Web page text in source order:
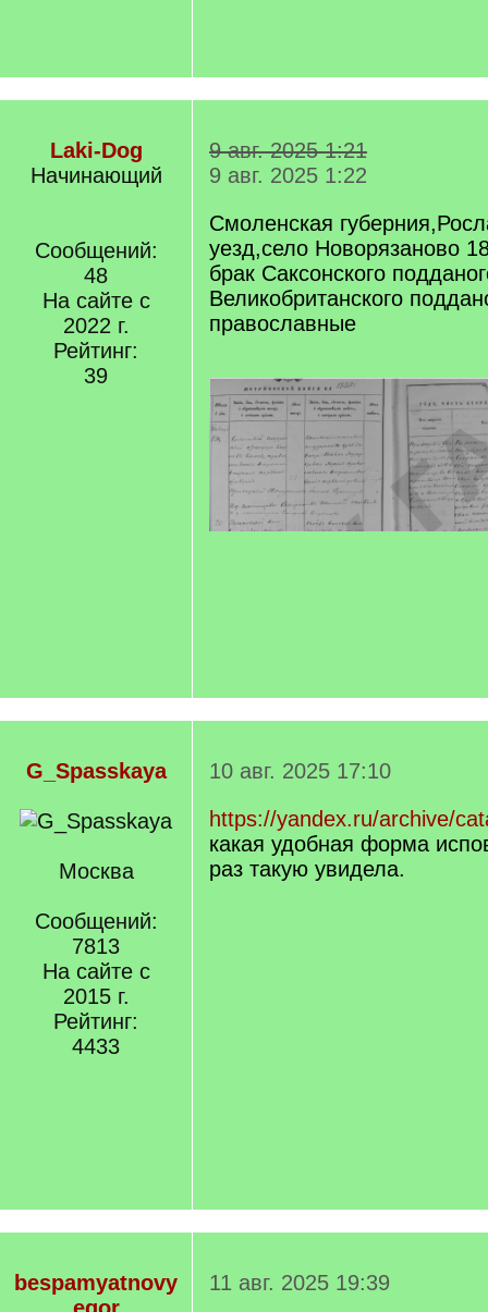
Laki-Dog
Начинающий
Сообщений:
48
На сайте с
2022 г.
Рейтинг:
39
9 авг. 2025 1:21
9 авг. 2025 1:22
Смоленская
уезд,село Новорязаново
брак Саксонского
Великобританского
православные
G_Spasskaya
Москва
Сообщений:
7813
На сайте с
2015 г.
Рейтинг:
4433
10 авг. 2025 17:10
https://yandex.ru/archive/
какая удобная форма
раз такую увидела.
bespamyatnovy
11 авг. 2025 19:39